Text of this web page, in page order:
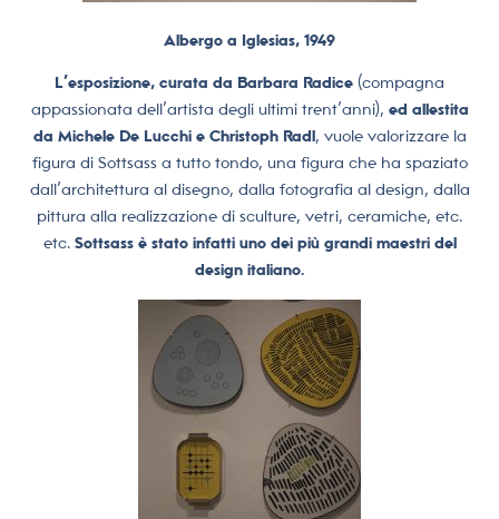
Albergo a Iglesias, 1949
L’esposizione, curata da Barbara Radice (compagna
appassionata dell’artista degli ultimi trent’anni), ed allestita
da Michele De Lucchi e Christoph Radl, vuole valorizzare la
figura di Sottsass a tutto tondo, una figura che ha spaziato
dall’architettura al disegno, dalla fotografia al design, dalla
pittura alla realizzazione di sculture, vetri, ceramiche, etc.
etc. Sottsass è stato infatti uno dei più grandi maestri del
design italiano.